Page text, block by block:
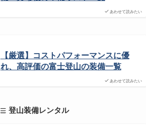
あわせて読みたい
あわせて読みたい
【厳選】コストパフォーマンスに優
れ、高評価の富士登山の装備一覧
登山装備レンタル